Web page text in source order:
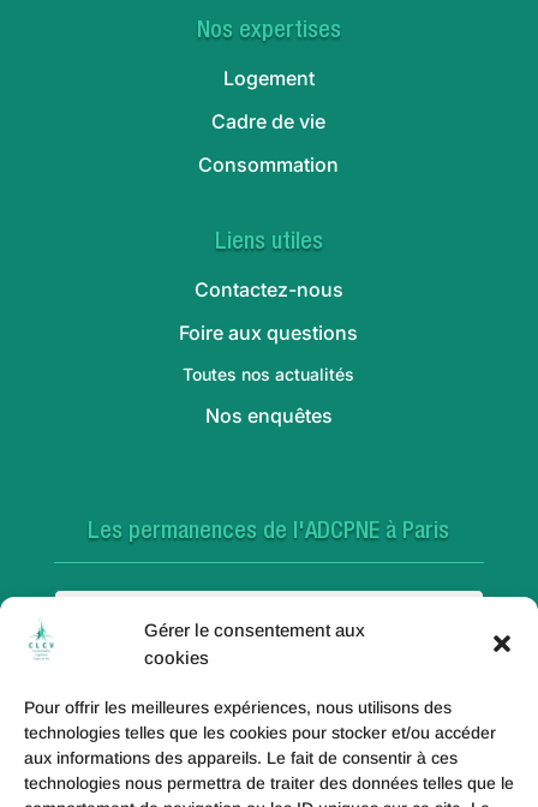
Gérer le consentement aux
cookies
Pour offrir les meilleures expériences, nous utilisons des
technologies telles que les cookies pour stocker et/ou accéder
aux informations des appareils. Le fait de consentir à ces
technologies nous permettra de traiter des données telles que le
Nos expertises
Logement
Cadre de vie
Consommation
Liens utiles
Contactez-nous
Foire aux questions
Toutes nos actualités
Nos enquêtes
Les permanences de l'ADCPNE à Paris
Paris 18e
Paris 20e